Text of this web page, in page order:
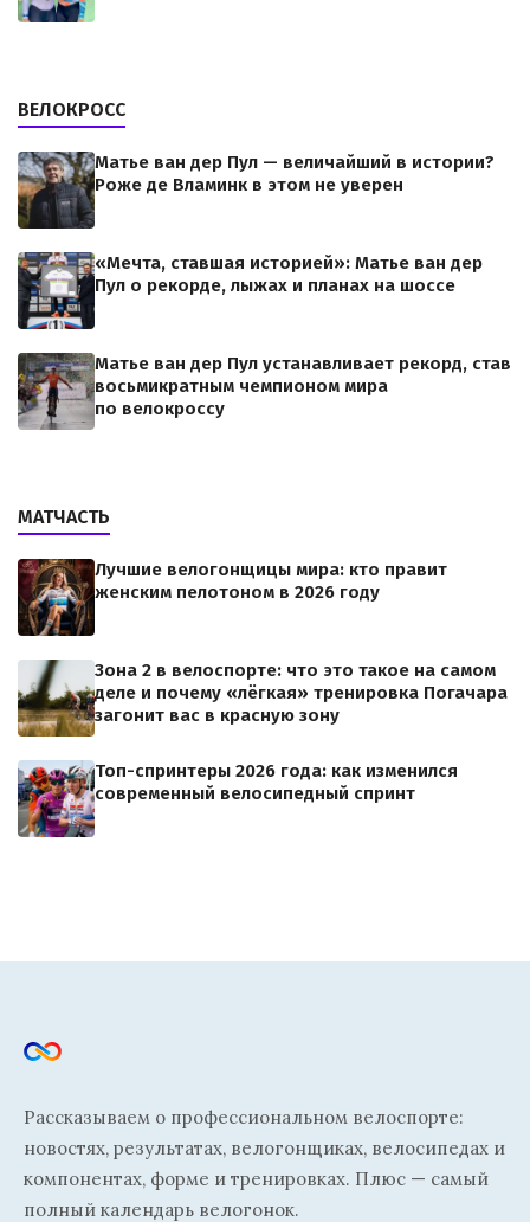
ВЕЛОКРОСС
Матье ван дер Пул — величайший в истории?
Роже де Вламинк в этом не уверен
«Мечта, ставшая историей»: Матье ван дер
Пул о рекорде, лыжах и планах на шоссе
Матье ван дер Пул устанавливает рекорд, став
восьмикратным чемпионом мира
по велокроссу
МАТЧАСТЬ
Лучшие велогонщицы мира: кто правит
женским пелотоном в 2026 году
Зона 2 в велоспорте: что это такое на самом
деле и почему «лёгкая» тренировка Погачара
загонит вас в красную зону
Топ-спринтеры 2026 года: как изменился
современный велосипедный спринт
Рассказываем о профессиональном велоспорте:
новостях, результатах, велогонщиках, велосипедах и
компонентах, форме и тренировках. Плюс — самый
полный календарь велогонок.